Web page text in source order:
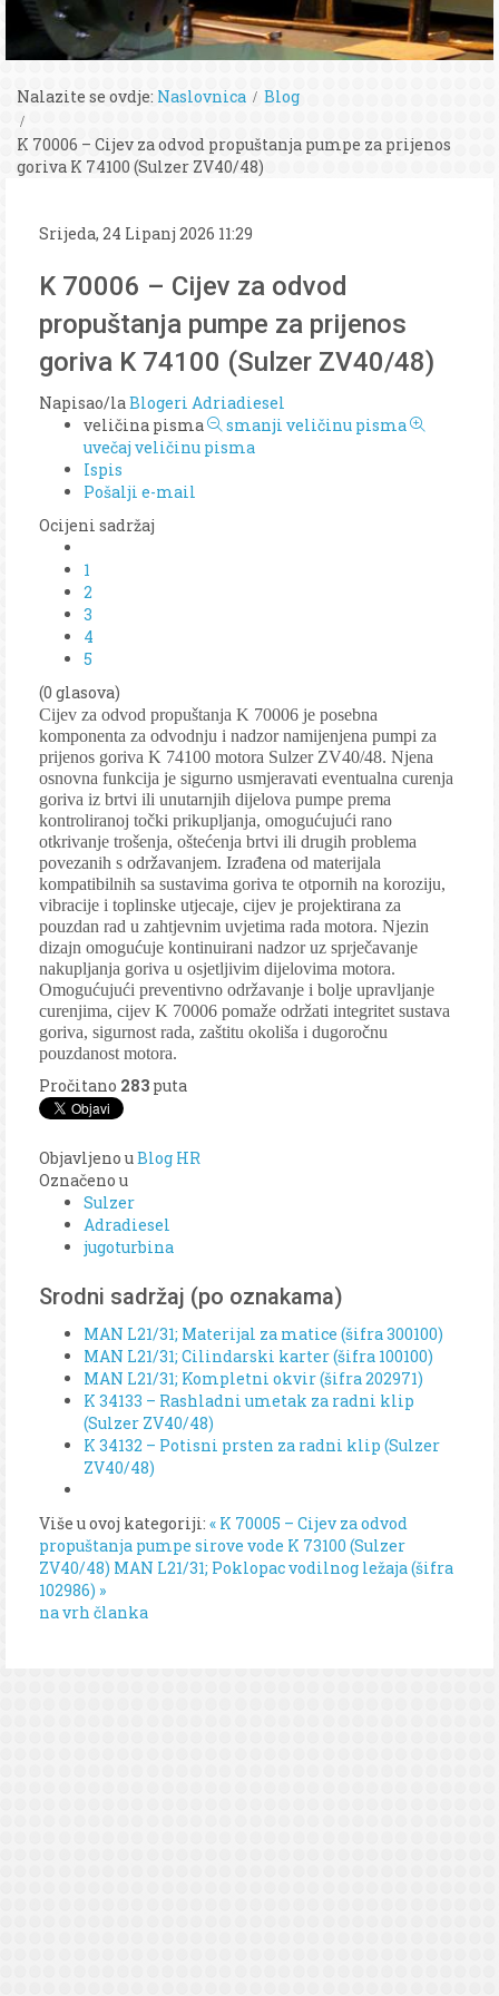
Nalazite se ovdje: Naslovnica Blog
K 70006 – Cijev za odvod propuštanja pumpe za prijenos
goriva K 74100 (Sulzer ZV40/48)
Srijeda, 24 Lipanj 2026 11:29
K 70006 – Cijev za odvod
propuštanja pumpe za prijenos
goriva K 74100 (Sulzer ZV40/48)
Napisao/la Blogeri Adriadiesel
veličina pisma
smanji veličinu pisma
uvečaj veličinu pisma
Ispis
Pošalji e-mail
Ocijeni sadržaj
1
2
3
4
5
(0 glasova)
Cijev za odvod propuštanja K 70006 je posebna
komponenta za odvodnju i nadzor namijenjena pumpi za
prijenos goriva K 74100 motora Sulzer ZV40/48. Njena
osnovna funkcija je sigurno usmjeravati eventualna curenja
goriva iz brtvi ili unutarnjih dijelova pumpe prema
kontroliranoj točki prikupljanja, omogućujući rano
otkrivanje trošenja, oštećenja brtvi ili drugih problema
povezanih s održavanjem. Izrađena od materijala
kompatibilnih sa sustavima goriva te otpornih na koroziju,
vibracije i toplinske utjecaje, cijev je projektirana za
pouzdan rad u zahtjevnim uvjetima rada motora. Njezin
dizajn omogućuje kontinuirani nadzor uz sprječavanje
nakupljanja goriva u osjetljivim dijelovima motora.
Omogućujući preventivno održavanje i bolje upravljanje
curenjima, cijev K 70006 pomaže održati integritet sustava
goriva, sigurnost rada, zaštitu okoliša i dugoročnu
pouzdanost motora.
Pročitano 283 puta
Objavljeno uBlog HR
Označeno u
Sulzer
Adradiesel
jugoturbina
Srodni sadržaj (po oznakama)
MAN L21/31; Materijal za matice (šifra 300100)
MAN L21/31; Cilindarski karter (šifra 100100)
MAN L21/31; Kompletni okvir (šifra 202971)
K 34133 – Rashladni umetak za radni klip
(Sulzer ZV40/48)
K 34132 – Potisni prsten za radni klip (Sulzer
ZV40/48)
Više u ovoj kategoriji: « K 70005 – Cijev za odvod
propuštanja pumpe sirove vode K 73100 (Sulzer
ZV40/48) MAN L21/31; Poklopac vodilnog ležaja (šifra
102986) »
na vrh članka